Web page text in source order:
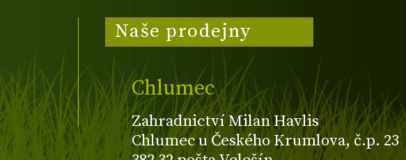
Naše prodejny
Chlumec
Zahradnictví Milan Havlis
Chlumec u Českého Krumlova, č.p. 23